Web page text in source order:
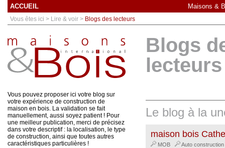
ACCUEIL Maisons &
Vous êtes ici > Lire & voir > Blogs des lecteurs
Vous pouvez proposer ici votre blog sur
votre expérience de construction de
maison en bois. La validation se fait
manuellement, aussi soyez patient ! Pour
une meilleur publication, merci de précisez
dans votre descriptif : la localisation, le type
de construction, ainsi que toutes autres
caractéristiques particulières !
Blogs
lecteurs
Le blog à la
maison bois
MOB Auto